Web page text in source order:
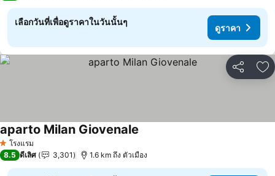
เลือกวันที่เพื่อดูราคาในวันนั้นๆ
ดูราคา
แชร์ เ
1 ดาวโรงแรม
aparto Milan Giovenale
8.5 ดีเลิศ 3,301 1.6 km ถึง ตัวเมือง